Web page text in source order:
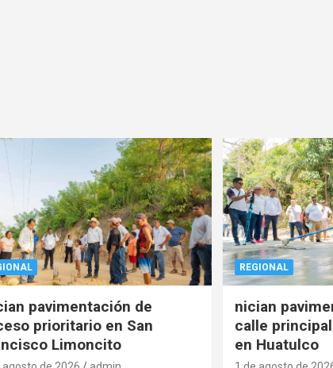
pavimentación de
prioritario en San
Limoncito
REGIONAL
nician
calle
en Huatulco